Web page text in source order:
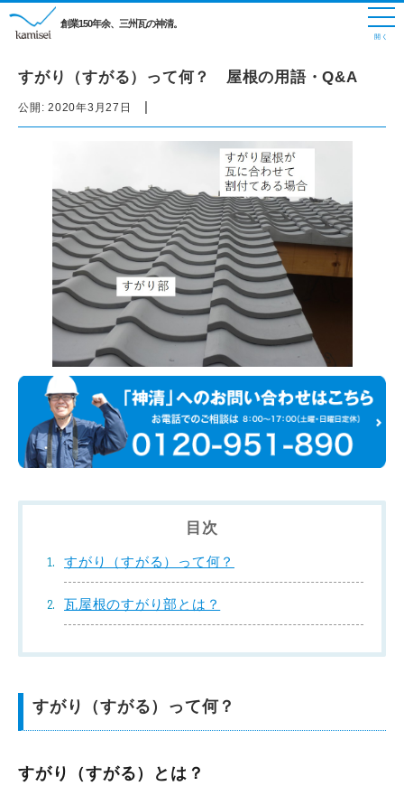
創業150年余、三州瓦の神清。
すがり（すがる）って何？ 屋根の用語・Q&A
公開: 2020年3月27日 |
目次
すがり（すがる）って何？
瓦屋根のすがり部とは？
すがり（すがる）って何？
すがり（すがる）とは？